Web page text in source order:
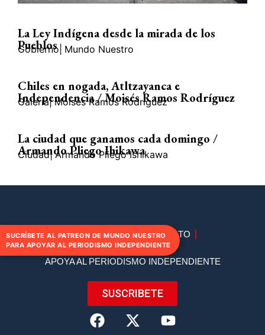
La Ley Indígena desde la mirada de los
Pueblos
Gobierno Mundo Nuestro
Chiles en nogada, Atltzayanca e
Independencia / Moisés Ramos Rodríguez
Galería| Moisés Ramos Rodríguez
La ciudad que ganamos cada domingo /
Armando Pliego Ihikawa
Ciudad| Armando Pliego Ishikawa
DIRECTORIO CONTACTO
APOYA AL PERIODISMO INDEPENDIENTE
SUSCRIBETE
SUCRÍBETE AL PATREON DE MUNDO NUESTRO
PARA APOYAR AL PERIODISMO INDEPENDIENTE